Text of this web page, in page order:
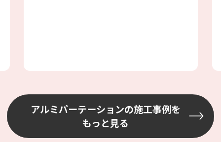
アルミパーテーションの施工事例を
もっと見る